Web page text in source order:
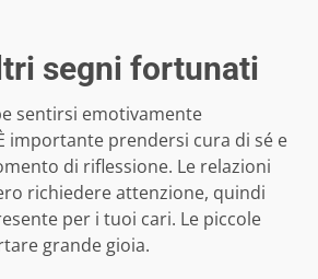
segni fortunati
sentirsi emotivamente
importante prendersi cura di sé e
di riflessione. Le relazioni
richiedere attenzione, quindi
per i tuoi cari. Le piccole
grande gioia.